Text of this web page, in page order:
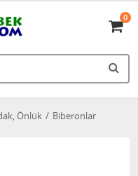
0
Önlük Biberonlar